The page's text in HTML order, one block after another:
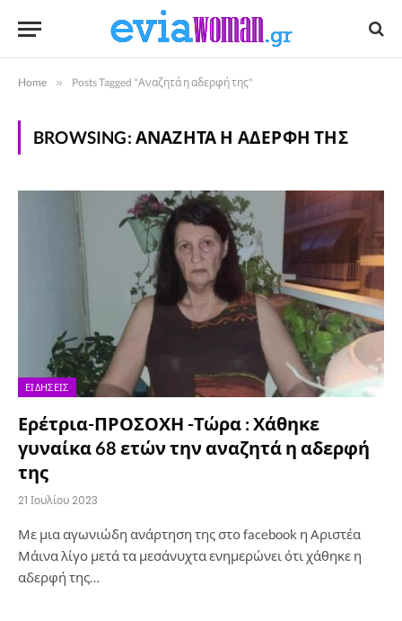
Home » Posts Tagged "Αναζητά η αδερφή της"
BROWSING: ΑΝΑΖΗΤΆ Η ΑΔΕΡΦΉ ΤΗΣ
ΕΙΔΉΣΕΙΣ
Ερέτρια-ΠΡΟΣΟΧΗ -Τώρα : Χάθηκε
γυναίκα 68 ετών την αναζητά η αδερφή
της
21 Ιουλίου 2023
Με μια αγωνιώδη ανάρτηση της στο facebook η Αριστέα
Μάινα λίγο μετά τα μεσάνυχτα ενημερώνει ότι χάθηκε η
αδερφή της…